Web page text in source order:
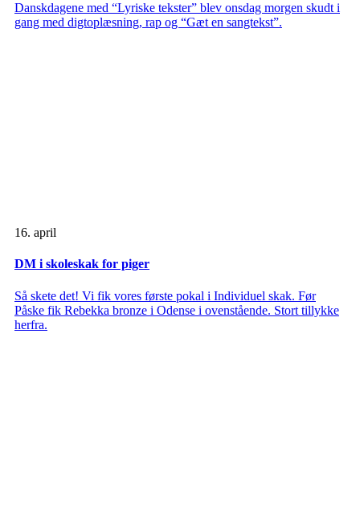
Danskdagene med “Lyriske tekster” blev onsdag morgen skudt i
gang med digtoplæsning, rap og “Gæt en sangtekst”.
16. april
DM i skoleskak for piger
Så skete det! Vi fik vores første pokal i Individuel skak. Før
Påske fik Rebekka bronze i Odense i ovenstående. Stort tillykke
herfra.